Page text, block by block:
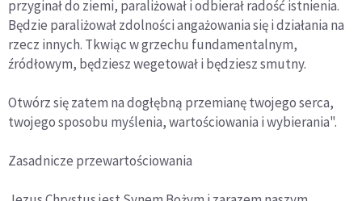
przyginał do ziemi, paraliżował i odbierał radość istnienia.
Będzie paraliżował zdolności angażowania się i działania na
rzecz innych. Tkwiąc w grzechu fundamentalnym,
źródłowym, będziesz wegetował i będziesz smutny.
Otwórz się zatem na dogłębną przemianę twojego serca,
twojego sposobu myślenia, wartościowania i wybierania".
Zasadnicze przewartościowania